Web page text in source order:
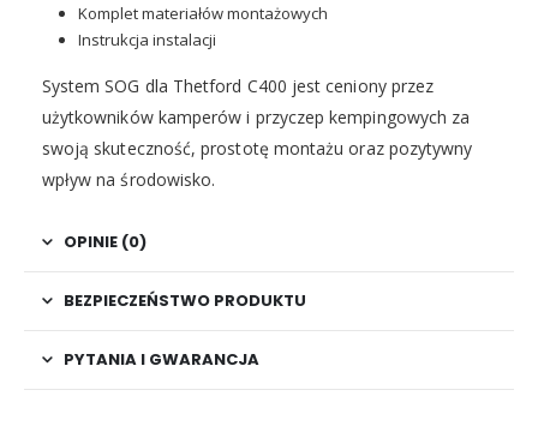
Komplet materiałów montażowych
Instrukcja instalacji
System SOG dla Thetford C400 jest ceniony przez
użytkowników kamperów i przyczep kempingowych za
swoją skuteczność, prostotę montażu oraz pozytywny
wpływ na środowisko.
OPINIE (0)
BEZPIECZEŃSTWO PRODUKTU
PYTANIA I GWARANCJA